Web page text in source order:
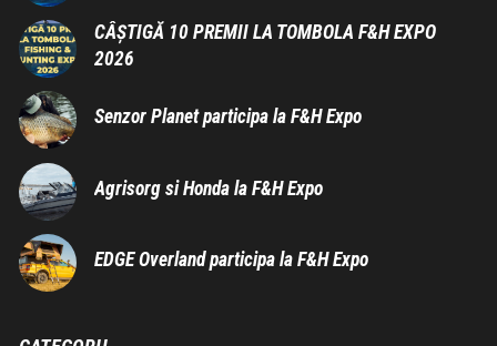
CÂȘTIGĂ 10 PREMII LA TOMBOLA F&H EXPO
2026
Senzor Planet participa la F&H Expo
Agrisorg si Honda la F&H Expo
EDGE Overland participa la F&H Expo